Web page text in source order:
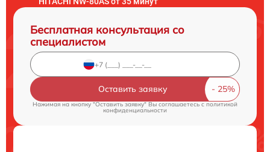
Бесплатная консультация со
специалистом
Оставить заявку
Нажимая на кнопку "Оставить заявку" Вы соглашаетесь cполитикой
конфиденциальности